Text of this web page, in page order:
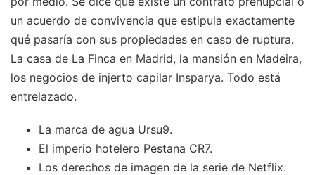
un acuerdo de convivencia que estipula exactamente
qué pasaría con sus propiedades en caso de ruptura.
La casa de La Finca en Madrid, la mansión en Madeira,
los negocios de injerto capilar Insparya. Todo está
entrelazado.
La marca de agua Ursu9.
El imperio hotelero Pestana CR7.
Los derechos de imagen de la serie de Netflix.